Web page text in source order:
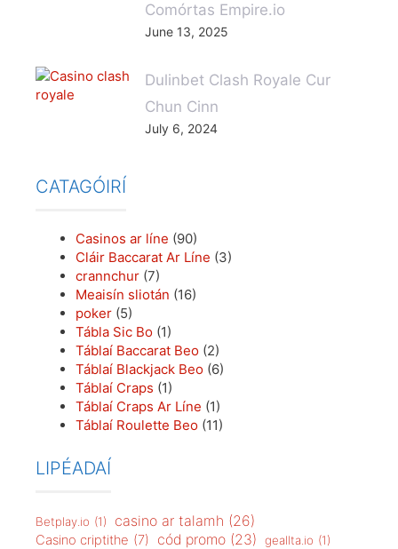
Comórtas Empire.io
June 13, 2025
Dulinbet Clash Royale Cur
Chun Cinn
July 6, 2024
CATAGÓIRÍ
Casinos ar líne (90)
Cláir Baccarat Ar Líne (3)
crannchur (7)
Meaisín sliotán (16)
poker (5)
Tábla Sic Bo (1)
Táblaí Baccarat Beo (2)
Táblaí Blackjack Beo (6)
Táblaí Craps (1)
Táblaí Craps Ar Líne (1)
Táblaí Roulette Beo (11)
LIPÉADAÍ
Betplay.io (1) casino ar talamh (26)
Casino criptithe (7) cód promo (23) geallta.io (1)